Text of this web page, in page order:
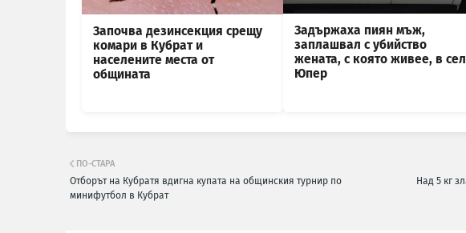
Започва дезинсекция срещу
комари в Кубрат и
населените места от
общината
Задържаха пиян мъж,
заплашвал с убийство
жената, с която живее, в
Юпер
Над 5 кг
ПО-СТАРА
Отборът на Кубратя вдигна купата на общинския турнир по
минифутбол в Кубрат